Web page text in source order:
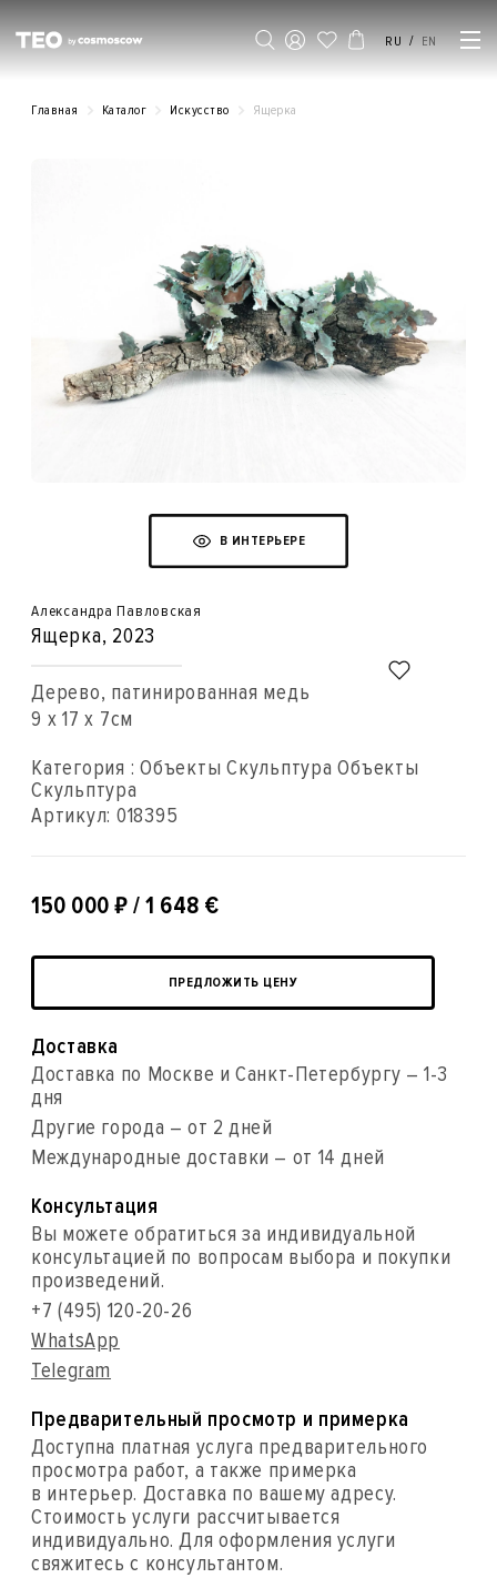
RU / EN
Главная Каталог Искусство Ящерка
В ИНТЕРЬЕРЕ
Александра Павловская
Ящерка, 2023
Дерево, патинированная медь
9 x 17 x 7см
Категория : Объекты Скульптура Объекты
Скульптура
Артикул: 018395
150 000 ₽ / 1 648 €
ПРЕДЛОЖИТЬ ЦЕНУ
Доставка
Доставка по Москве и Санкт-Петербургу – 1-3
дня
Другие города – от 2 дней
Международные доставки – от 14 дней
Консультация
Вы можете обратиться за индивидуальной
консультацией по вопросам выбора и покупки
произведений.
+7 (495) 120-20-26
WhatsApp
Telegram
Предварительный просмотр и примерка
Доступна платная услуга предварительного
просмотра работ, а также примерка
в интерьер. Доставка по вашему адресу.
Стоимость услуги рассчитывается
индивидуально. Для оформления услуги
свяжитесь с консультантом.